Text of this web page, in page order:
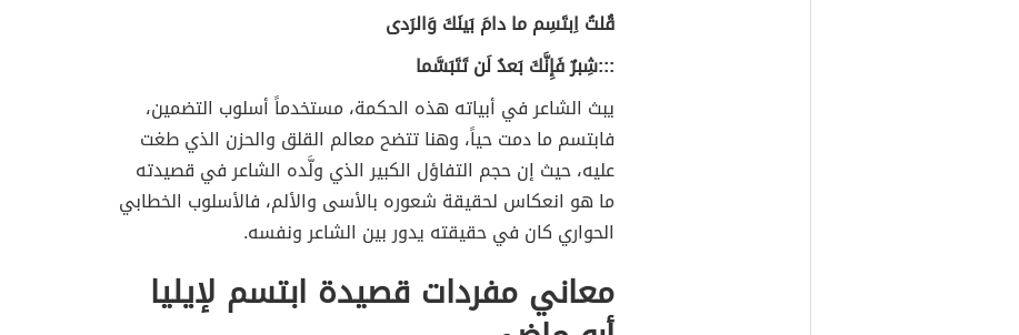
قُلتُ اِبتَسِم ما دامَ بَينَكَ وَالرَدى
:::شِبرٌ فَإِنَّكَ بَعدُ لَن تَتَبَسَّما
يبث الشاعر في أبياته هذه الحكمة، مستخدماً أسلوب التضمين،
فابتسم ما دمت حياً، وهنا تتضح معالم القلق والحزن الذي طغت
عليه، حيث إن حجم التفاؤل الكبير الذي ولَّده الشاعر في قصيدته
ما هو انعكاس لحقيقة شعوره بالأسى والألم، فالأسلوب الخطابي
الحواري كان في حقيقته يدور بين الشاعر ونفسه.
معاني مفردات قصيدة ابتسم لإيليا